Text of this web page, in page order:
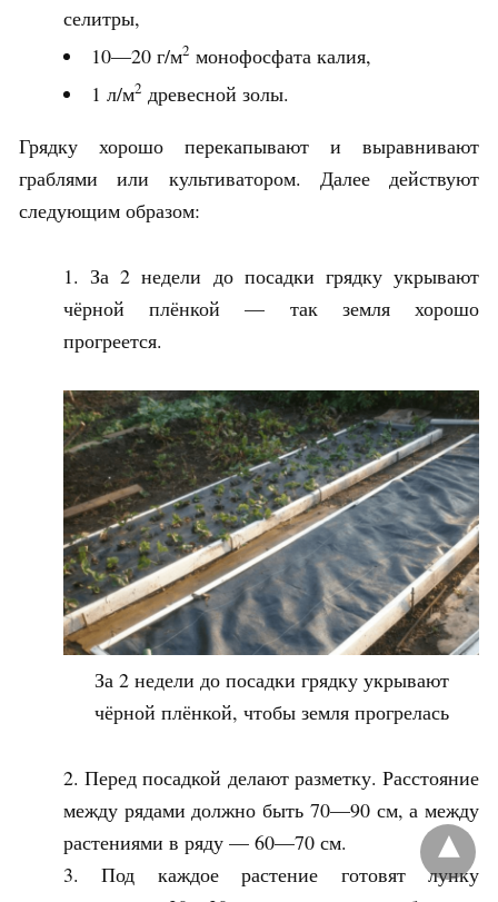
селитры,
10—20 г/м2 монофосфата калия,
1 л/м2 древесной золы.
Грядку хорошо перекапывают и выравнивают
граблями или культиватором. Далее действуют
следующим образом:
За 2 недели до посадки грядку укрывают
чёрной плёнкой — так земля хорошо
прогреется.
За 2 недели до посадки грядку укрывают
чёрной плёнкой, чтобы земля прогрелась
Перед посадкой делают разметку. Расстояние
между рядами должно быть 70—90 см, а между
растениями в ряду — 60—70 см.
Под каждое растение готовят лунку